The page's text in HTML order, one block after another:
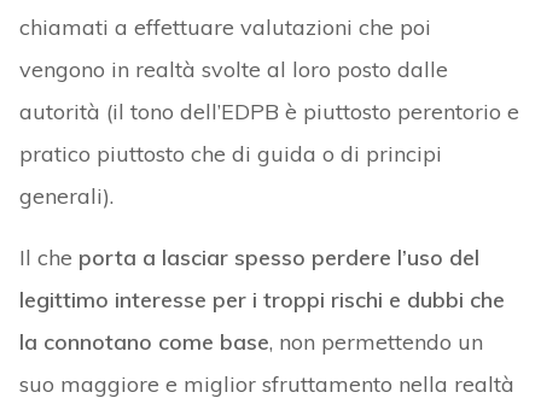
chiamati a effettuare valutazioni che poi
vengono in realtà svolte al loro posto dalle
autorità (il tono dell’EDPB è piuttosto perentorio e
pratico piuttosto che di guida o di principi
generali).
Il che porta a lasciar spesso perdere l’uso del
legittimo interesse per i troppi rischi e dubbi che
la connotano come base, non permettendo un
suo maggiore e miglior sfruttamento nella realtà